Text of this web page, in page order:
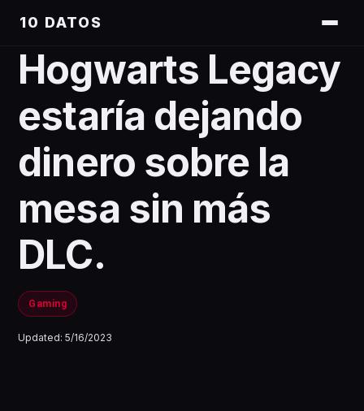
10 DATOS
Hogwarts Legacy
estaría dejando
dinero sobre la
mesa sin más
DLC.
Gaming
Updated:5/16/2023